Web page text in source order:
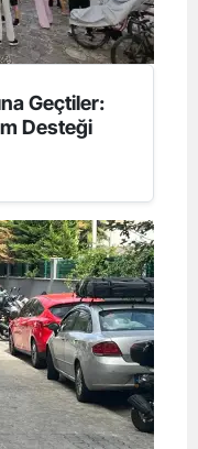
Geçtiler:
Desteği